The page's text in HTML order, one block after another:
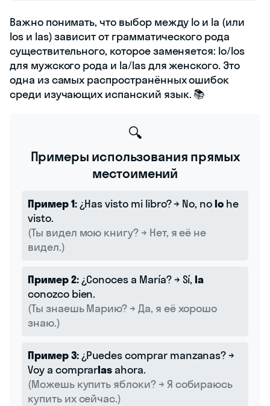
Важно понимать, что выбор между lo и la (или
los и las) зависит от грамматического рода
существительного, которое заменяется: lo/los
для мужского рода и la/las для женского. Это
одна из самых распространённых ошибок
среди изучающих испанский язык. 📚
🔍
Примеры использования прямых
местоимений
Пример 1:¿Has visto mi libro? → No, no lohe
visto.
(Ты видел мою книгу? → Нет, я её не
видел.)
Пример 2:¿Conoces a María? → Sí, la
conozco bien.
(Ты знаешь Марию? → Да, я её хорошо
знаю.)
Пример 3:¿Puedes comprar manzanas? →
Voy a comprarlasahora.
(Можешь купить яблоки? → Я собираюсь
купить их сейчас.)